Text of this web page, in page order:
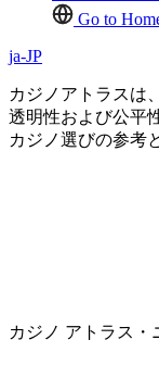
Go to
ja-JP
カジノアトラスは
透明性および公平
カジノ選びの参考
カジノ アトラス・